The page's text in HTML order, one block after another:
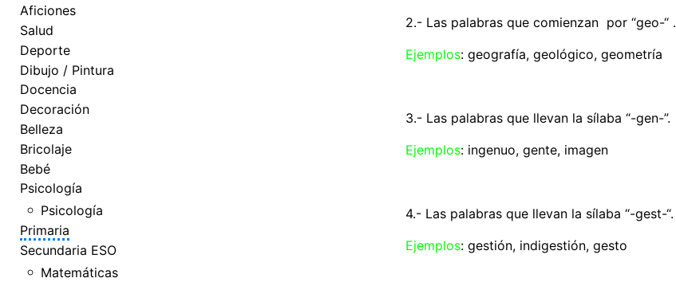
Aficiones
Salud
Deporte
Dibujo / Pintura
Docencia
Decoración
Belleza
Bricolaje
Bebé
Psicología
Psicología
Primaria
Secundaria ESO
Matemáticas
2.- Las palabras que comienzan por “geo-“ .
Ejemplos: geografía, geológico, geometría
3.- Las palabras que llevan la sílaba “-gen-”.
Ejemplos: ingenuo, gente, imagen
4.- Las palabras que llevan la sílaba “-gest-“.
Ejemplos: gestión, indigestión, gesto